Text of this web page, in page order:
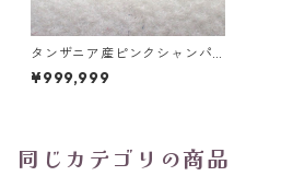
タンザニア産ピンクシャンパ
ンジルコン(蛍光) オーバルカ
ットルース 1.3ct 7.2mm*5.7m
¥999,999
同じカテゴリの商品